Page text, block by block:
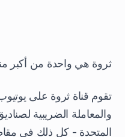
ثروة هي واحدة من أكبر
تقوم قناة ثروة على
والمعاملة الضريبية
المتحدة - كل ذلك في